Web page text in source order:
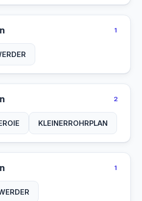
1
2
KLEINERROHRPLAN
1